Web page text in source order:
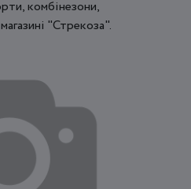
комбінезони,
"Стрекоза".